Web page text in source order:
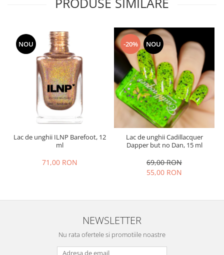
NOU
Lac de unghii ILNP Barefoot, 12
ml
71,00 RON
-20% NOU
Lac de unghii Cadillacquer
Dapper but no Dan, 15 ml
69,00 RON
55,00 RON
NEWSLETTER
Nu rata ofertele si promotiile noastre